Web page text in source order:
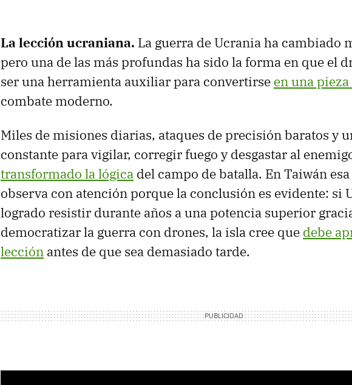
La lección ucraniana. La guerra de Ucrania ha cambiado
pero una de las más profundas ha sido la forma en que el
ser una herramienta auxiliar para convertirse en una
combate moderno.
Miles de misiones diarias, ataques de precisión baratos y
constante para vigilar, corregir fuego y desgastar al
transformado la lógica del campo de batalla. En Taiwán
observa con atención porque la conclusión es evidente: si
logrado resistir durante años a una potencia superior
democratizar la guerra con drones, la isla cree que debe
lección antes de que sea demasiado tarde.